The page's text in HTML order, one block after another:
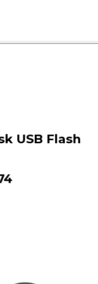
USB Flash